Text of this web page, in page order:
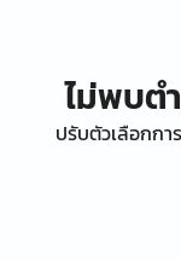
ไม่พบต
ปรับตัวเลือกก